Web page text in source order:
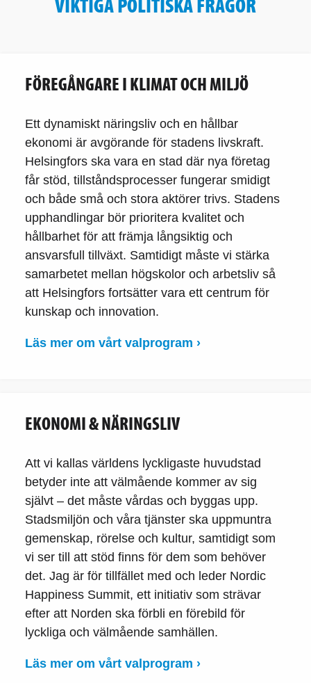
FÖREGÅNGARE I KLIMAT OCH MILJÖ
Ett dynamiskt näringsliv och en hållbar
ekonomi är avgörande för stadens livskraft.
Helsingfors ska vara en stad där nya företag
får stöd, tillståndsprocesser fungerar smidigt
och både små och stora aktörer trivs. Stadens
upphandlingar bör prioritera kvalitet och
hållbarhet för att främja långsiktig och
ansvarsfull tillväxt. Samtidigt måste vi stärka
samarbetet mellan högskolor och arbetsliv så
att Helsingfors fortsätter vara ett centrum för
kunskap och innovation.
Läs mer om vårt valprogram ›
EKONOMI & NÄRINGSLIV
Att vi kallas världens lyckligaste huvudstad
betyder inte att välmående kommer av sig
självt – det måste vårdas och byggas upp.
Stadsmiljön och våra tjänster ska uppmuntra
gemenskap, rörelse och kultur, samtidigt som
vi ser till att stöd finns för dem som behöver
det. Jag är för tillfället med och leder Nordic
Happiness Summit, ett initiativ som strävar
efter att Norden ska förbli en förebild för
lyckliga och välmående samhällen.
Läs mer om vårt valprogram ›